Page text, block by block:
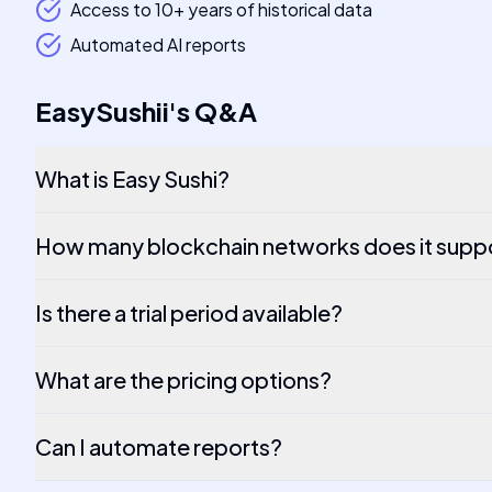
Access to 10+ years of historical data
Automated AI reports
EasySushii'sQ&A
What is Easy Sushi?
How many blockchain networks does it
Is there a trial period available?
What are the pricing options?
Can I automate reports?